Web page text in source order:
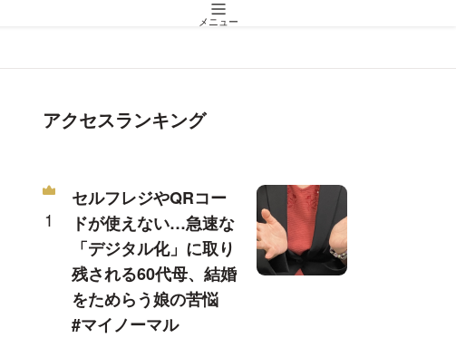
メニュー
アクセスランキング
セルフレジやQRコー
ドが使えない…急速な
「デジタル化」に取り
残される60代母、結婚
をためらう娘の苦悩
#マイノーマル